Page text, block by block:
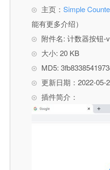
主页： Simple
能有更多介绍）
附件名: 计数器按钮-
大小: 20 KB
MD5:
更新日期：2022-05-
插件简介：